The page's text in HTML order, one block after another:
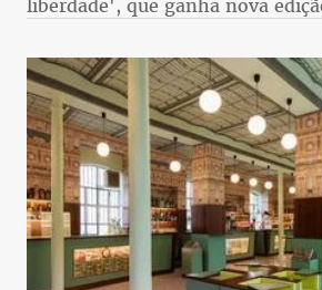
liberdade', que ganha nova